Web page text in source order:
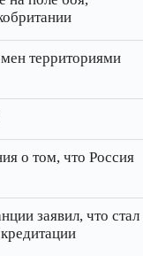
территориями
о том, что Россия
заявил, что стал